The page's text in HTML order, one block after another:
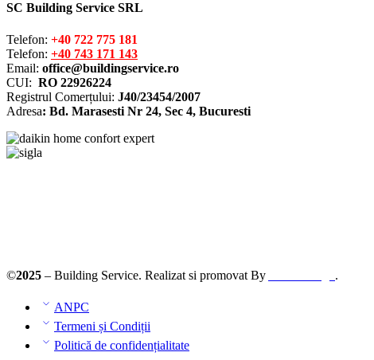
SC Building Service SRL
Telefon: +40 722 775 181
Telefon: +40 743 171 143
Email: office@buildingservice.ro
CUI: RO 22926224
Registrul Comerțului: J40/23454/2007
Adresa: Bd. Marasesti Nr 24, Sec 4, Bucuresti
©2025 – Building Service. Realizat si promovat By .
ANPC
Termeni și Condiții
Politică de confidențialitate